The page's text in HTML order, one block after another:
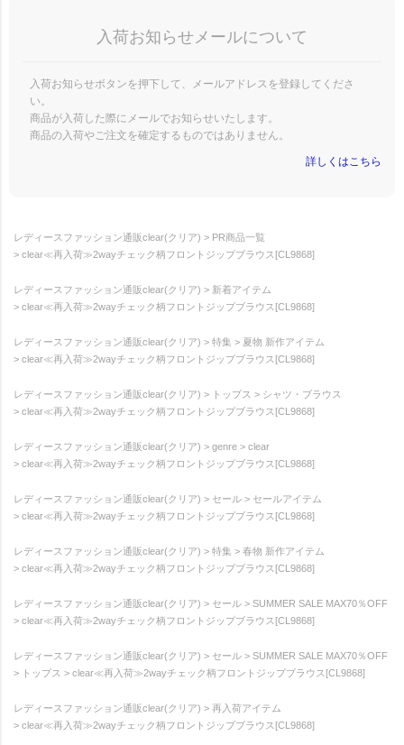
入荷お知らせメールについて
入荷お知らせボタンを押下して、メールアドレスを登録してくださ
い。
商品が入荷した際にメールでお知らせいたします。
商品の入荷やご注文を確定するものではありません。
詳しくはこちら
レディースファッション通販clear(クリア)
PR商品一覧
clear≪再入荷≫2wayチェック柄フロントジップブラウス[CL9868]
レディースファッション通販clear(クリア)
新着アイテム
clear≪再入荷≫2wayチェック柄フロントジップブラウス[CL9868]
レディースファッション通販clear(クリア) 特集
夏物 新作アイテム
clear≪再入荷≫2wayチェック柄フロントジップブラウス[CL9868]
レディースファッション通販clear(クリア) トップス
シャツ・ブラウス
clear≪再入荷≫2wayチェック柄フロントジップブラウス[CL9868]
レディースファッション通販clear(クリア) genre
clear
clear≪再入荷≫2wayチェック柄フロントジップブラウス[CL9868]
レディースファッション通販clear(クリア) セール
セールアイテム
clear≪再入荷≫2wayチェック柄フロントジップブラウス[CL9868]
レディースファッション通販clear(クリア) 特集
春物 新作アイテム
clear≪再入荷≫2wayチェック柄フロントジップブラウス[CL9868]
レディースファッション通販clear(クリア) セール
SUMMER SALE MAX70％OFF
clear≪再入荷≫2wayチェック柄フロントジップブラウス[CL9868]
レディースファッション通販clear(クリア) セール
SUMMER SALE MAX70％OFF
トップス
clear≪再入荷≫2wayチェック柄フロントジップブラウス[CL9868]
レディースファッション通販clear(クリア)
再入荷アイテム
clear≪再入荷≫2wayチェック柄フロントジップブラウス[CL9868]